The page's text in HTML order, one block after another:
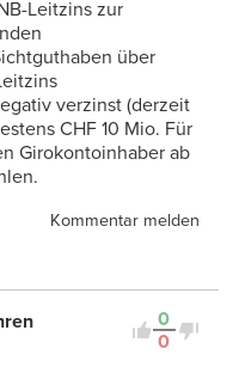
Leitzins zur
über
verzinst (derzeit
CHF 10 Mio. Für
Girokontoinhaber ab
Kommentar melden
0
0